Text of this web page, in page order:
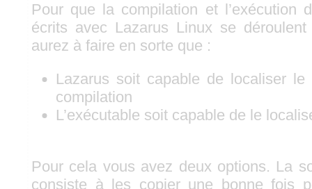
Pour que la compilation et l’exécution
écrits avec Lazarus Linux se
aurez à faire en sorte que :
Lazarus soit capable de localiser
compilation
L’exécutable soit capable de le
Pour cela vous avez deux options. La
consiste à les copier une bonne fois